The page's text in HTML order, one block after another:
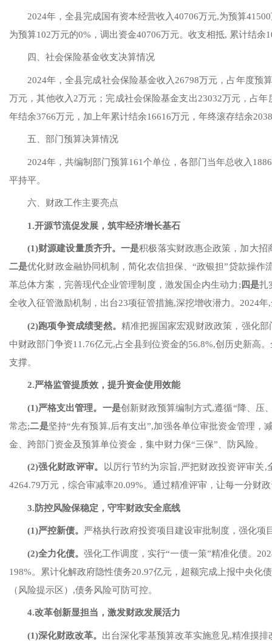
2024年 ，全县完成国有资本经营收入40706万元,为预算41500
为预算102万元的0%，调出资金40706万元。收支相抵, 累计结余
四、社会保险基金收支决算情况
2024年 ，全县完成社会保险基金收入 26798万元，占年度预算
万元，其他收入 2万元；完成社会保险基金支出23032万元，占年
年结余3766万元，加上年累计结余16616万元，年终滚存结余
五、部门预算决算情况
2024年 ，共编制部门预算161个单位 ，各部门当年总收入
平持平。
六、财政工作主要亮点
1.开源节流促发展，筑牢经济增长基石
(1)财源建设量质齐升。一是积极落实财政惠企政策 ， 加大招
二是优化财政金融协同机制，简化农信担保、“政银担”贷款操作
革总体方案 ， 完善现代企业管理制度， 激发国企内生动力 ; 四是扎
全收入征管激励机制， 出台23项征管措施,深挖增收潜力 。 2024年
(2)跑项争资成绩斐然。精准把握国家宏观财政政策， 强化部
中财政部门争资11.76亿元,占全县到位资金的56.8%,创历史新高。
支撑。
2.严格监管提质效，提升资金使用效能
(1)严格支出管理。 一是创新财政预算编制方式,遵循“降、压
常态;二是坚持“先有预算,后有支出”,加强各单位审批资金管理，
金、跨部门资金及预算单位资金 ， 集中财力保“三保” 防风险。
(2)强化财政评审。 以厉行节约为宗旨,严把财政投资评审关,
4264.79万元，综合审减率20.09%。 通过精准评审， 让每一分财
3.防控风险保稳定，守牢财政安全底线
(1)严控新债。 严格执行政府投资项目建设审批制度，强化项
(2)全力化债。强化工作调度， 实行“一债一策”精准化债。
198%。累计化解政府隐性债务20.97亿元，超额完成上报中央化
（风险提示区）,债务风险可防可控。
4.改革创新显担当，激发财政发展活力
(1)深化财政改革。 出台深化零基预算改革实施意见,精准摸排